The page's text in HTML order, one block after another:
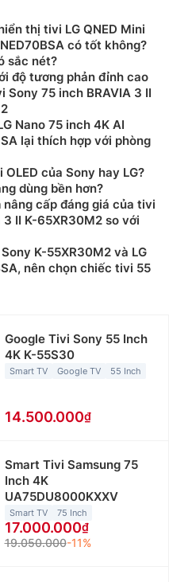
thị tivi LG QNED Mini
có tốt không?
sắc nét?
độ tương phản đỉnh cao
Sony 75 inch BRAVIA 3 II
Nano 75 inch 4K AI
lại thích hợp với phòng
OLED của Sony hay LG?
dùng bền hơn?
nâng cấp đáng giá của tivi
II K-65XR30M2 so với
K-55XR30M2 và LG
nên chọn chiếc tivi 55
Google Tivi Sony 55 Inch
4K K-55S30
Smart TV Google TV 55 Inch
14.500.000
Smart Tivi Samsung 75
Inch 4K
UA75DU8000KXXV
Smart TV 75 Inch
17.000.000
19.050.000-11%